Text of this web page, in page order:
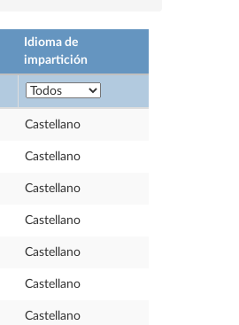
Idioma de
impartición
Castellano
Castellano
Castellano
Castellano
Castellano
Castellano
Castellano